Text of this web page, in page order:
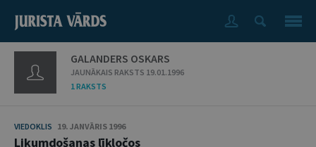
GALANDERS OSKARS
JAUNĀKAIS RAKSTS 19.01.1996
1 RAKSTS
VIEDOKLIS 19. JANVĀRIS 1996
Likumdošanas līkločos